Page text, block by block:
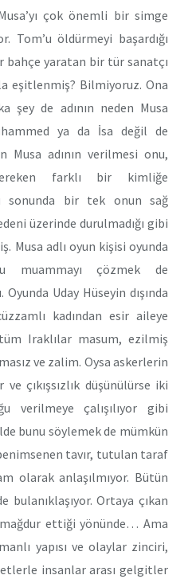
çok önemli bir simge
Tom’u öldürmeyi başardığı
yaratan bir tür sanatçı
eşitlenmiş? Bilmiyoruz. Ona
şey de adının neden Musa
ya da İsa değil de
Musa adının verilmesi onu,
farklı bir kimliğe
sonunda bir tek onun sağ
üzerinde durulmadığı gibi
Musa adlı oyun kişisi oyunda
çözmek de
Uday Hüseyin dışında
kadından esir aileye
tüm Iraklılar masum, ezilmiş
ve zalim. Oysa askerlerin
çıkışsızlık düşünülürse iki
verilmeye çalışılıyor gibi
bunu söylemek de mümkün
tavır, tutulan taraf
olarak anlaşılmıyor. Bütün
Ortaya çıkan
ettiği yönünde… Ama
yapısı ve olaylar zinciri,
insanlar arası gelgitler